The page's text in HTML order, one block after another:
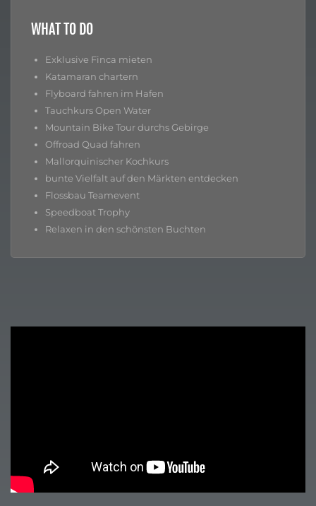
WHAT TO DO
Exklusive Finca mieten
Katamaran chartern
Flyboard fahren im Hafen
Tauchkurs Open Water
Mountain Bike Tour durchs Gebirge
Offroad Quad fahren
Mallorquinischer Kochkurs
bunte Vielfalt auf den Märkten entdecken
Flossbau Teamevent
Speedboat Trophy
Relaxen in den schönsten Buchten